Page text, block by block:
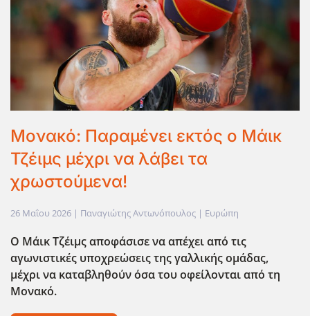
Μονακό: Παραμένει εκτός ο Μάικ
Τζέιμς μέχρι να λάβει τα
χρωστούμενα!
26 Μαΐου 2026 | Παναγιώτης Αντωνόπουλος | Ευρώπη
Ο Μάικ Τζέιμς αποφάσισε να απέχει από τις
αγωνιστικές υποχρεώσεις της γαλλικής ομάδας,
μέχρι να καταβληθούν όσα του οφείλονται από τη
Μονακό.